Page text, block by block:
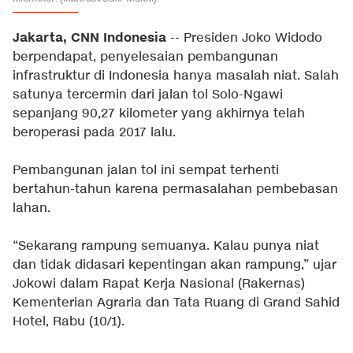
Jakarta, CNN Indonesia -- Presiden Joko Widodo
berpendapat, penyelesaian pembangunan
infrastruktur di Indonesia hanya masalah niat. Salah
satunya tercermin dari jalan tol Solo-Ngawi
sepanjang 90,27 kilometer yang akhirnya telah
beroperasi pada 2017 lalu.
Pembangunan jalan tol ini sempat terhenti
bertahun-tahun karena permasalahan pembebasan
lahan.
“Sekarang rampung semuanya. Kalau punya niat
dan tidak didasari kepentingan akan rampung,” ujar
Jokowi dalam Rapat Kerja Nasional (Rakernas)
Kementerian Agraria dan Tata Ruang di Grand Sahid
Hotel, Rabu (10/1).